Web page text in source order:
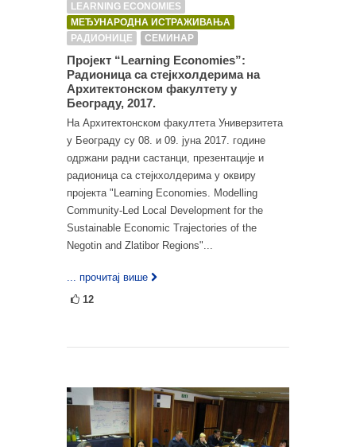
LEARNING ECONOMIES
МЕЂУНАРОДНА ИСТРАЖИВАЊА
РАДИОНИЦЕ
СЕМИНАР
Пројект “Learning Economies”:
Радионица са стејкхолдерима на
Архитектонском факултету у
Београду, 2017.
На Архитектонском факултета Универзитета
у Београду су 08. и 09. јуна 2017. године
одржани радни састанци, презентације и
радионица са стејкхолдерима у оквиру
пројекта "Learning Economies. Modelling
Community-Led Local Development for the
Sustainable Economic Trajectories оf the
Negotin аnd Zlatibor Regions"...
... прочитај више
12